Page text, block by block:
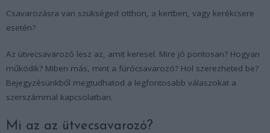
Csavarozásra van szükséged otthon, a kertben, vagy kerékcsere
esetén?
Az ütvecsavarozó lesz az, amit keresel. Mire jó pontosan? Hogyan
működik? Miben más, mint a fúrócsavarozó? Hol szerezheted be?
Bejegyzésünkből megtudhatod a legfontosabb válaszokat a
szerszámmal kapcsolatban.
Mi az az ütvecsavarozó?